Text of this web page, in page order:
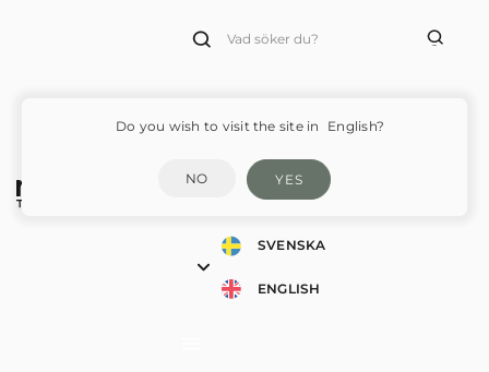
SVENSKA
ENGLISH
Do you wish to visit the site in English?
NO YES